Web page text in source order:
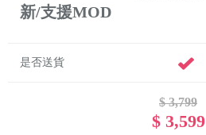
新/支援MOD
是否送貨
$ 3,799
$ 3,599